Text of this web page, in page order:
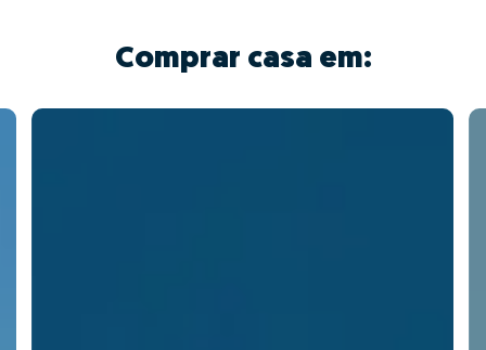
Comprar casa em: